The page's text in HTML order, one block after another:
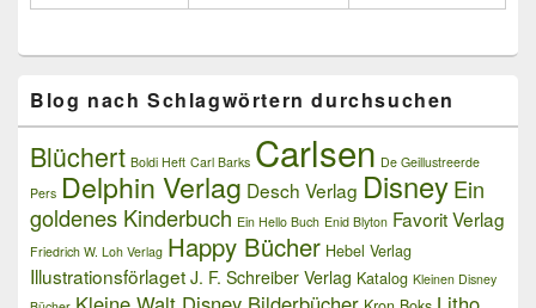
Blog nach Schlagwörtern durchsuchen
Blüchert Boldi Heft Carl Barks Carlsen De Geillustreerde
Pers Delphin Verlag Desch Verlag DisneyEin
goldenes Kinderbuch Ein Hello Buch Enid Blyton Favorit Verlag
Friedrich W. Loh Verlag Happy Bücher Hebel Verlag
Illustrationsförlaget J. F. Schreiber Verlag Katalog Kleinen Disney